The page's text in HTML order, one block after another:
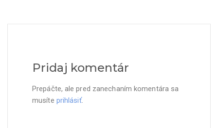
Pridaj komentár
Prepáčte, ale pred zanechaním komentára sa
musíte prihlásiť.